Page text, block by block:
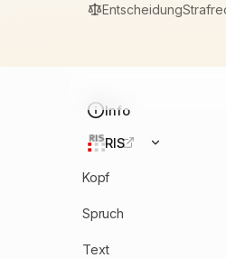
Entscheidung
Info
RIS
Kopf
Spruch
Text